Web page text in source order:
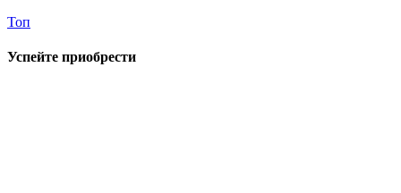
Топ
Успейте приобрести